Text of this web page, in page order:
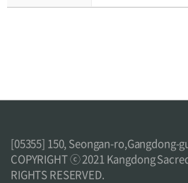
内分泌内科
[05355] 150, Seongan-ro,Gangdong-
COPYRIGHT ⓒ 2021 Kangdong
RIGHTS RESERVED.